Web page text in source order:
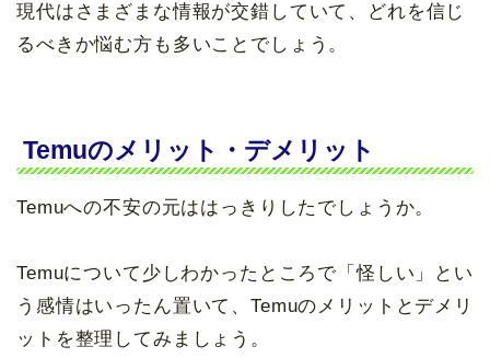
現代はさまざまな情報が交錯していて、どれを信じ
るべきか悩む方も多いことでしょう。
Temuのメリット・デメリット
Temuへの不安の元ははっきりしたでしょうか。
Temuについて少しわかったところで「怪しい」とい
う感情はいったん置いて、Temuのメリットとデメリ
ットを整理してみましょう。